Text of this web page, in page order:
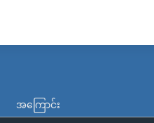
အကြောင်း